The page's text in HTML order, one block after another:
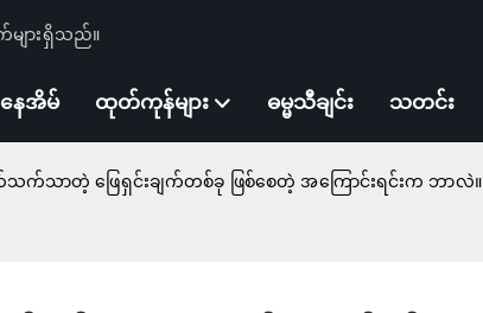
များရှိသည်။
နေအိမ် ထုတ်ကုန်များ ဓမ္မသီချင်း သတင်း
တဲ့ ဖြေရှင်းချက်တစ်ခု ဖြစ်စေတဲ့ အကြောင်းရင်းက ဘာလဲ။